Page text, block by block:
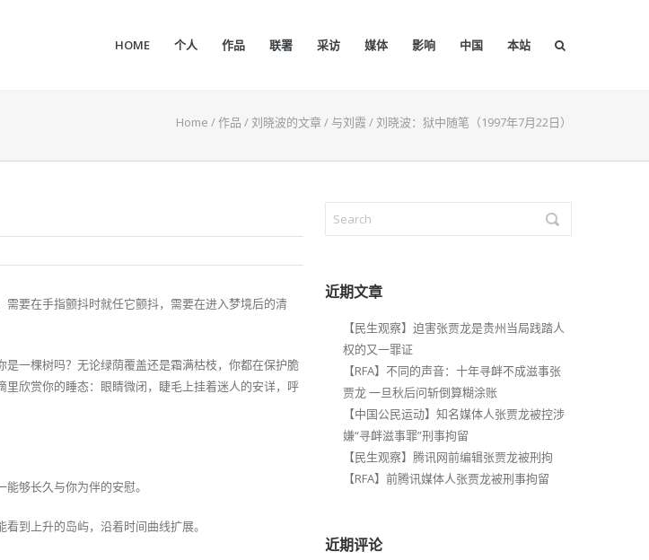
HOME 个人 作品 联署 采访 媒体 影响 中国 本站
Home /作品 /刘晓波的文章/ 与刘霞 /刘晓波：狱中随笔（1997年7月22日）
要在手指颤抖时就任它颤抖，需要在进入梦境后的清
一棵树吗？无论绿荫覆盖还是霜满枯枝，你都在保护脆
欣赏你的睡态：眼睛微闭，睫毛上挂着迷人的安详，呼
够长久与你为伴的安慰。
到上升的岛屿，沿着时间曲线扩展。
近期文章
【民生观察】迫害张贾龙是贵州当局践踏人
权的又一罪证
【RFA】不同的声音：十年寻衅不成滋事张
贾龙 一旦秋后问斩倒算糊涂账
【中国公民运动】知名媒体人张贾龙被控涉
嫌“寻衅滋事罪”刑事拘留
【民生观察】腾讯网前编辑张贾龙被刑拘
【RFA】前腾讯媒体人张贾龙被刑事拘留
近期评论